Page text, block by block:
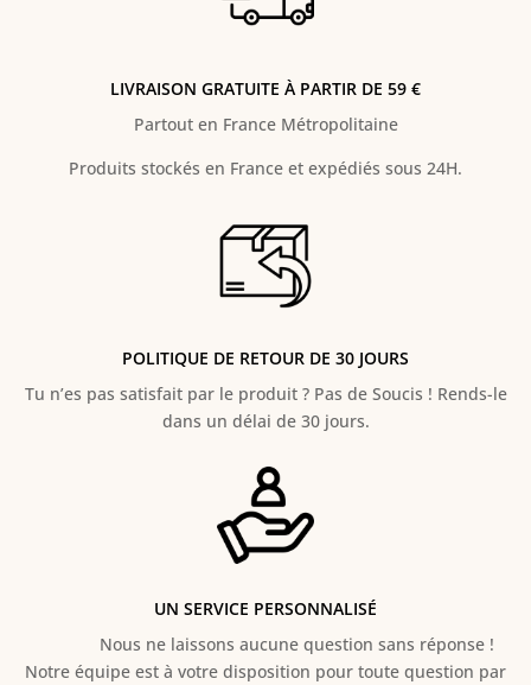
LIVRAISON GRATUITE À PARTIR DE 59 €
Partout en France Métropolitaine
Produits stockés en France et expédiés sous 24H.
POLITIQUE DE RETOUR DE 30 JOURS
Tu n’es pas satisfait par le produit ? Pas de Soucis ! Rends-le
dans un délai de 30 jours.
UN SERVICE PERSONNALISÉ
Nous ne laissons aucune question sans réponse !
Notre équipe est à votre disposition pour toute question par